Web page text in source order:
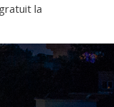
la